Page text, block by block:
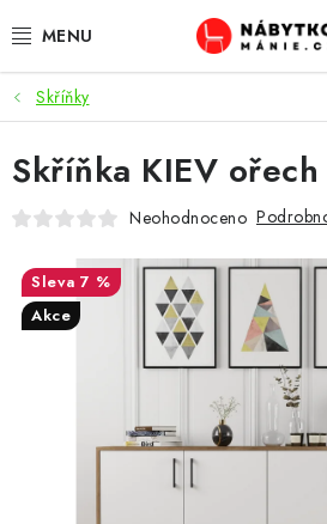
na
OBÝVACÍ POKOJ
KUCHYŇ A JÍDELNA
LOŽNICE
DĚTSKÝ POKOJ
KANCELÁŘ / PRACOVNA
Skříňky
Skříňka KIEV
Neohodnoceno
7 %
Akce